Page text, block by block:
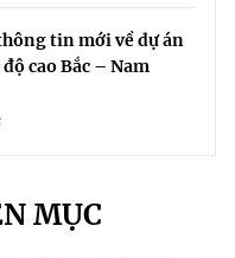
tin mới về dự án
cao Bắc – Nam
MỤC